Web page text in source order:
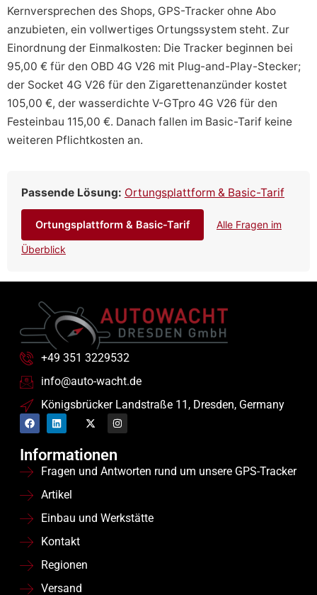
Kernversprechen des Shops, GPS-Tracker ohne Abo
anzubieten, ein vollwertiges Ortungssystem steht. Zur
Einordnung der Einmalkosten: Die Tracker beginnen bei
95,00 € für den OBD 4G V26 mit Plug-and-Play-Stecker;
der Socket 4G V26 für den Zigarettenanzünder kostet
105,00 €, der wasserdichte V-GTpro 4G V26 für den
Festeinbau 115,00 €. Danach fallen im Basic-Tarif keine
weiteren Pflichtkosten an.
Passende Lösung: Ortungsplattform & Basic-Tarif
Ortungsplattform & Basic-Tarif Alle Fragen im
Überblick
+49 351 3229532
info@auto-wacht.de
Königsbrücker Landstraße 11, Dresden, Germany
Informationen
Fragen und Antworten rund um unsere GPS-Tracker
Artikel
Einbau und Werkstätte
Kontakt
Regionen
Versand